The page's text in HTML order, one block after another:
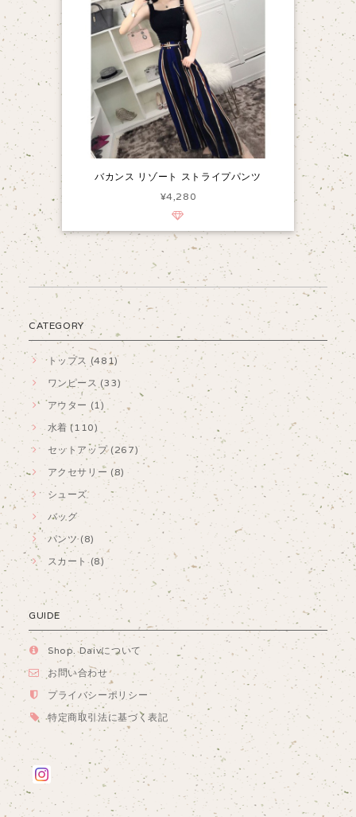
バカンス リゾート ストライプパンツ
¥4,280
CATEGORY
トップス (481)
ワンピース (33)
アウター (1)
水着 (110)
セットアップ (267)
アクセサリー (8)
シューズ
バッグ
パンツ (8)
スカート (8)
GUIDE
Shop. Daivについて
お問い合わせ
プライバシーポリシー
特定商取引法に基づく表記